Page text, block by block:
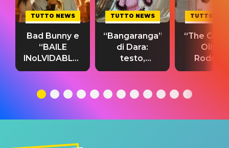
TUTTO NEWS
Bad Bunny e
“BAILE
INoLVIDABLE”:
testo,
significato
TUTTO NEWS
“Bangaranga”
di Dara:
testo,
traduzione e
del singolo
TUTTO
“The
Olivia
testo,